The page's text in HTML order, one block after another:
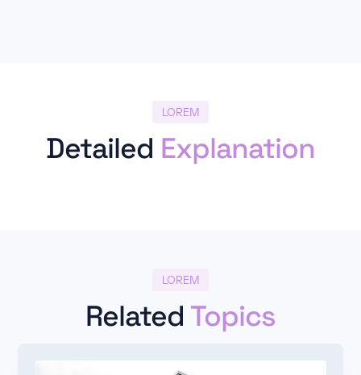
LOREM
Detailed Explanation
LOREM
Related Topics